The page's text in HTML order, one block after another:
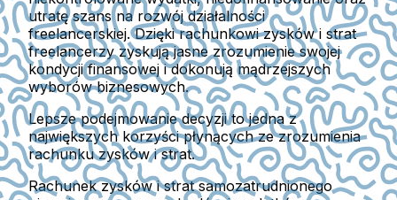
utratę szans na rozwój działalności
freelancerskiej. Dzięki rachunkowi zysków i strat
freelancerzy zyskują jasne zrozumienie swojej
kondycji finansowej i dokonują mądrzejszych
wyborów biznesowych.
Lepsze podejmowanie decyzji to jedna z
największych korzyści płynących ze zrozumienia
rachunku zysków i strat.
Rachunek zysków i strat samozatrudnionego